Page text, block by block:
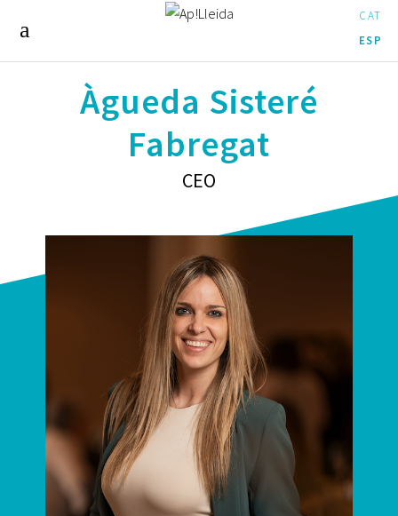
CAT
ESP
Àgueda Sisteré
Fabregat
CEO